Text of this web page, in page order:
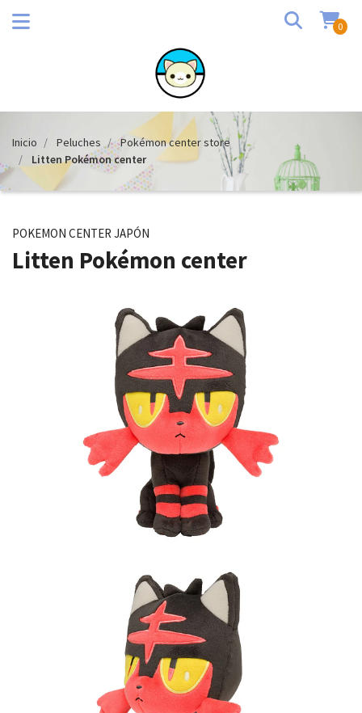
0
Inicio Peluches
Pokémon center store
Litten Pokémon center
POKEMON CENTER JAPÓN
Litten Pokémon center